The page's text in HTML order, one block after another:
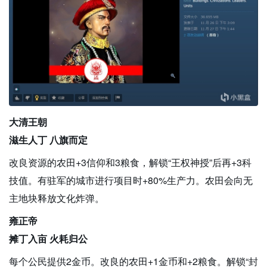
大清王朝
滋生人丁 八旗而定
改良资源的农田+3信仰和3粮食，解锁“王权神授”后再+3科
技值。有驻军的城市进行项目时+80%生产力。农田会向无
主地块释放文化炸弹。
雍正帝
摊丁入亩 火耗归公
每个公民提供2金币。改良的农田+1金币和+2粮食。解锁“封